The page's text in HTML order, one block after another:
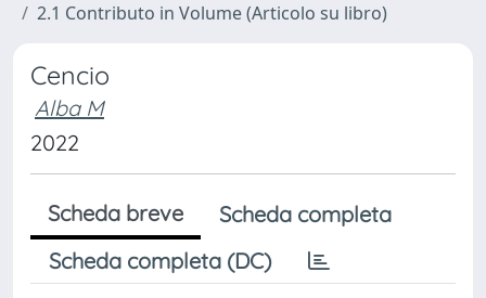
2.1 Contributo in Volume (Articolo su libro)
Cencio
Alba M
2022
Scheda breve
Scheda completa
Scheda completa (DC)